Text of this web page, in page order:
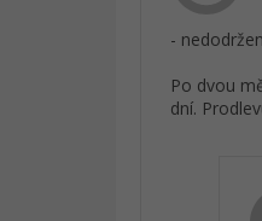
-
Po dvou
dní.